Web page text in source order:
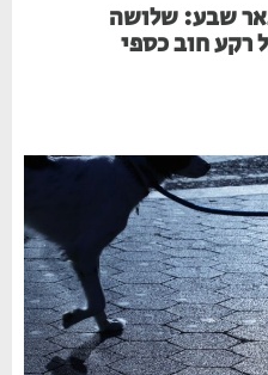
שבע: שלושה
חוב כספי